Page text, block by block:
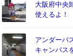
大阪府中央
使えるよ！
アンダーパ
キャンパス